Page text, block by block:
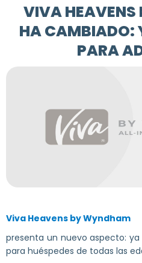
VIVA
HA CAMBIADO:
PARA
Viva Heavens by Wyndham
presenta un nuevo aspecto:
para huéspedes de todas las